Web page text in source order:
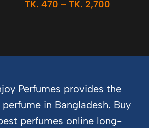
TK.470 – TK. 2,700
Perfumes provides the
in Bangladesh. Buy
perfumes online long-